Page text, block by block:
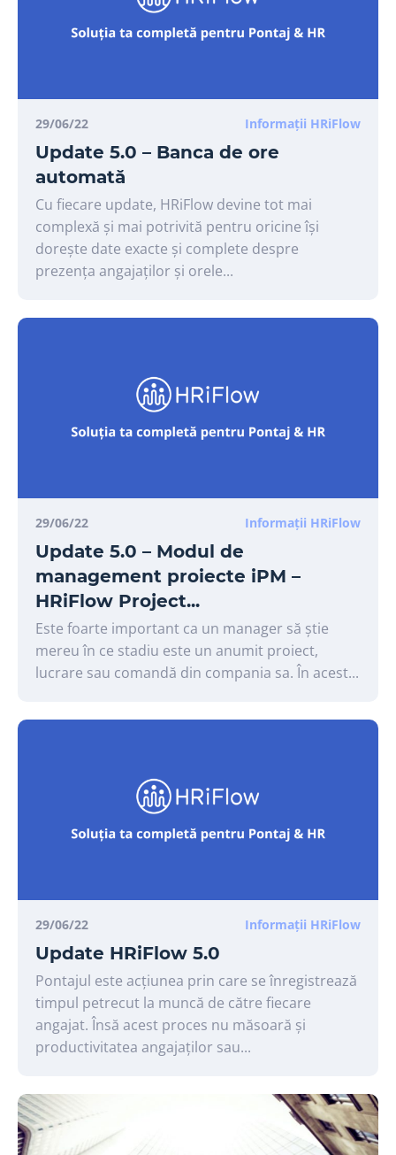
29/06/22 Informații HRiFlow
Update 5.0 – Banca de ore
automată
Cu fiecare update, HRiFlow devine tot mai
complexă și mai potrivită pentru oricine își
dorește date exacte și complete despre
prezența angajaților și orele...
29/06/22 Informații HRiFlow
Update 5.0 – Modul de
management proiecte iPM –
HRiFlow Project...
Este foarte important ca un manager să știe
mereu în ce stadiu este un anumit proiect,
lucrare sau comandă din compania sa. În acest...
29/06/22 Informații HRiFlow
Update HRiFlow 5.0
Pontajul este acțiunea prin care se înregistrează
timpul petrecut la muncă de către fiecare
angajat. Însă acest proces nu măsoară și
productivitatea angajaților sau...